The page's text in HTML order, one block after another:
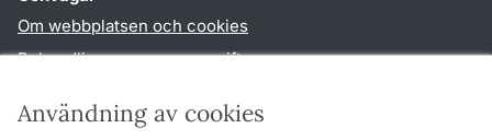
Användning av cookies
Om webbplatsen och cookies
Behandling av personuppgifter
TYPO3-login